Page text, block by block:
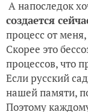
А напоследок
создается
процесс от
Скорее это
процессов, что
Если русский
нашей памяти,
Поэтому